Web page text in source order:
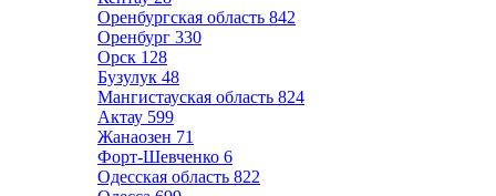
Оренбургская область 842
Оренбург 330
Орск 128
Бузулук 48
Мангистауская область 824
Актау 599
Жанаозен 71
Форт-Шевченко 6
Одесская область 822